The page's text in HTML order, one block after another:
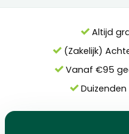
Altijd
(Zakelijk)
Vanaf €95
Duizenden